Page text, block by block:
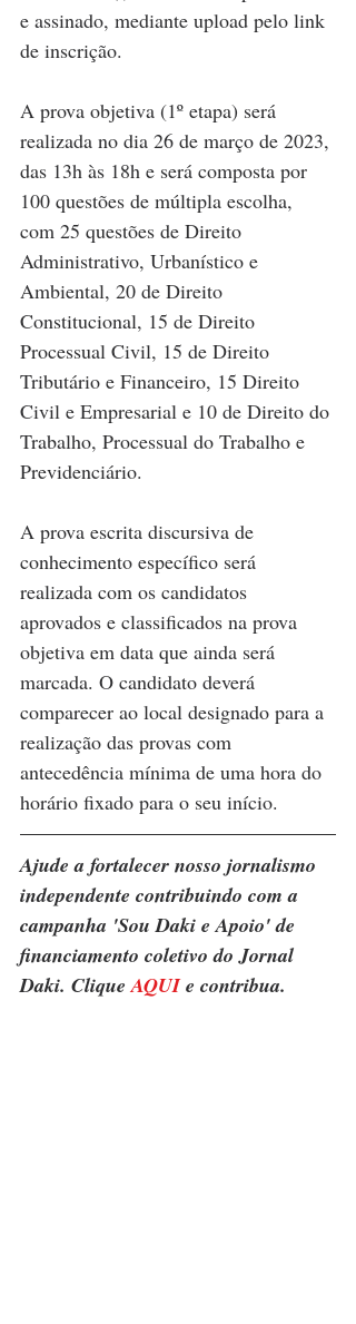
e assinado, mediante upload pelo link
de inscrição.
A prova objetiva (1º etapa) será
realizada no dia 26 de março de 2023,
das 13h às 18h e será composta por
100 questões de múltipla escolha,
com 25 questões de Direito
Administrativo, Urbanístico e
Ambiental, 20 de Direito
Constitucional, 15 de Direito
Processual Civil, 15 de Direito
Tributário e Financeiro, 15 Direito
Civil e Empresarial e 10 de Direito do
Trabalho, Processual do Trabalho e
Previdenciário.
A prova escrita discursiva de
conhecimento específico será
realizada com os candidatos
aprovados e classificados na prova
objetiva em data que ainda será
marcada. O candidato deverá
comparecer ao local designado para a
realização das provas com
antecedência mínima de uma hora do
horário fixado para o seu início.
Ajude a fortalecer nosso jornalismo
independente contribuindo com a
campanha 'Sou Daki e Apoio' de
financiamento coletivo do Jornal
Daki. Clique AQUI e contribua.